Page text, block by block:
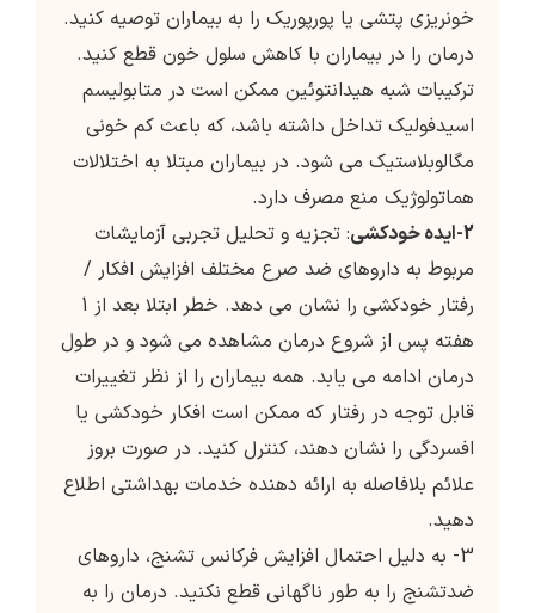
خونریزی پتشی یا پورپوریک را به بیماران توصیه کنید.
درمان را در بیماران با کاهش سلول خون قطع کنید.
ترکیبات شبه هیدانتوئین ممکن است در متابولیسم
اسیدفولیک تداخل داشته باشد، که باعث کم خونی
مگالوبلاستیک می شود. در بیماران مبتلا به اختلالات
هماتولوژیک منع مصرف دارد.
2-ایده خودکشی
: تجزیه و تحلیل تجربی آزمایشات
مربوط به داروهای ضد صرع مختلف افزایش افکار /
رفتار خودکشی را نشان می دهد. خطر ابتلا بعد از 1
هفته پس از شروع درمان مشاهده می شود و در طول
درمان ادامه می یابد. همه بیماران را از نظر تغییرات
قابل توجه در رفتار که ممکن است افکار خودکشی یا
افسردگی را نشان دهند، کنترل کنید. در صورت بروز
علائم بلافاصله به ارائه دهنده خدمات بهداشتی اطلاع
دهید.
3- به دلیل احتمال افزایش فرکانس تشنج، داروهای
ضدتشنج را به طور ناگهانی قطع نکنید. درمان را به